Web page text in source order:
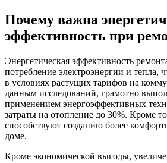
Почему важна
эффективность при
Энергетическая эффективность
потребление электроэнергии и тепла,
в условиях растущих тарифов на
данным исследований, грамотно
применением энергоэффективных
затраты на отопление до 30%. Кроме
способствуют созданию более
доме.
Кроме экономической выгоды,